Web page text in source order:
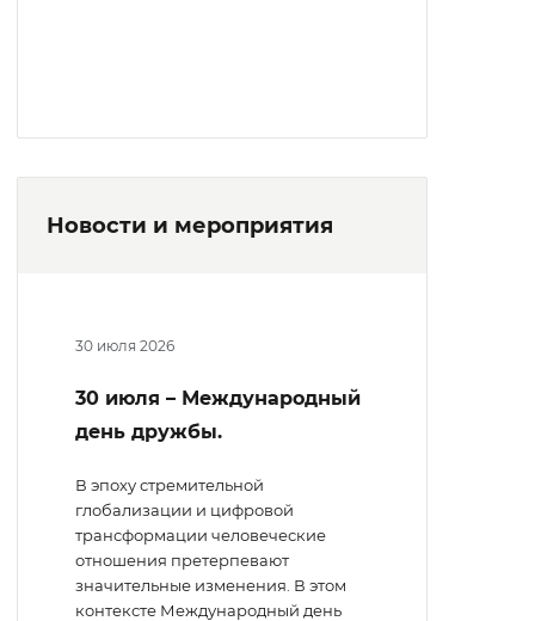
Новости и мероприятия
30 июля 2026
30 июля – Международный
день дружбы.
В эпоху стремительной
глобализации и цифровой
трансформации человеческие
отношения претерпевают
значительные изменения. В этом
контексте Международный день